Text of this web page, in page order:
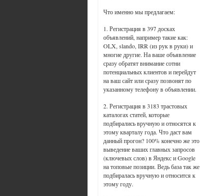
Что именно мы предлагаем:
1. Регистрация в 397 досках
объявлений, например такие как:
OLX, slando, IRR (из рук в руки) и
многие другие. На ваше объявление
сразу обратят внимание сотни
потенциальных клиентов и перейдут
на ваш сайт или сразу позвонят по
указанному телефону в объявлении.
2. Регистрация в 3183 трастовых
каталогах статей, которые
подбирались вручную и относятся к
этому кварталу года. Что даст вам
данный прогон? 100% конечно же это
выведение ваших главных запросов
(ключевых слов) в Яндекс и Google
на топовые позиции. Ведь база так же
подбиралась вручную и относится к
этому году.